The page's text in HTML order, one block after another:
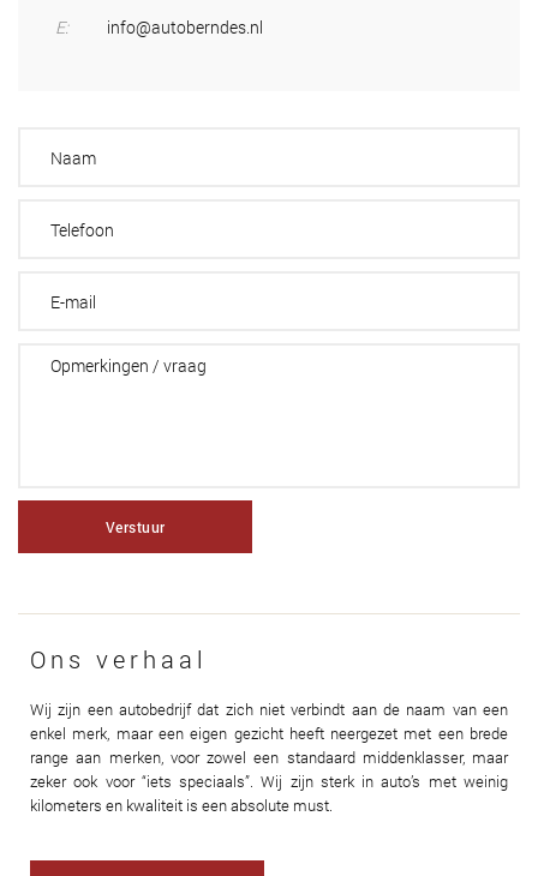
E:
info@autoberndes.nl
Verstuur
Ons verhaal
Wij zijn een autobedrijf dat zich niet verbindt aan de naam van een
enkel merk, maar een eigen gezicht heeft neergezet met een brede
range aan merken, voor zowel een standaard middenklasser, maar
zeker ook voor “iets speciaals”. Wij zijn sterk in auto’s met weinig
kilometers en kwaliteit is een absolute must.